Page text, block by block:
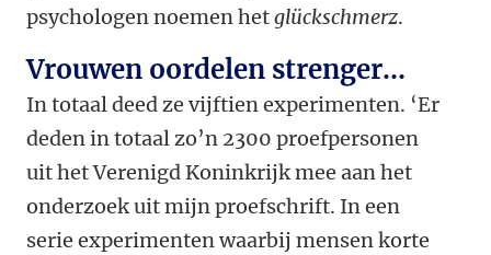
psychologen noemen hetglückschmerz.
Vrouwen oordelen strenger…
In totaal deed ze vijftien experimenten. ‘Er
deden in totaal zo’n 2300 proefpersonen
uit het Verenigd Koninkrijk mee aan het
onderzoek uit mijn proefschrift. In een
serie experimenten waarbij mensen korte